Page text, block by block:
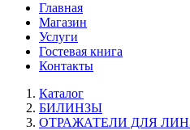
Главная
Магазин
Услуги
Гостевая книга
Контакты
Каталог
БИЛИНЗЫ
ОТРАЖАТЕЛИ ДЛЯ